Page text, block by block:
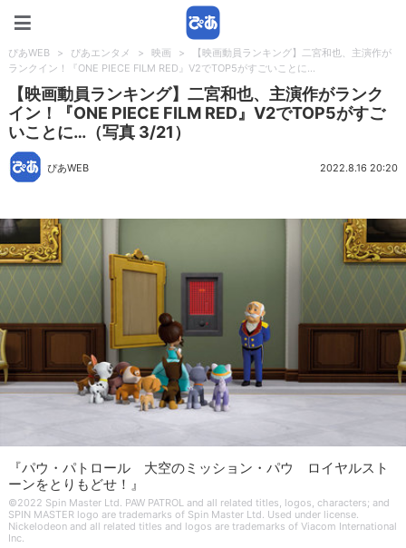
ぴあWEB > ぴあエンタメ > 映画 >
【映画動員ランキング】二宮和也、主演作が
ランクイン！『ONE PIECE FILM RED』V2でTOP5がすごいことに…
【映画動員ランキング】二宮和也、主演作がランク
イン！『ONE PIECE FILM RED』V2でTOP5がすご
いことに…（写真 3/21）
ぴあWEB 2022.8.16 20:20
『パウ・パトロール 大空のミッション・パウ ロイヤルスト
ーンをとりもどせ！』
©2022 Spin Master Ltd. PAW PATROL and all related titles, logos, characters; and
SPIN MASTER logo are trademarks of Spin Master Ltd. Used under license.
Nickelodeon and all related titles and logos are trademarks of Viacom International
Inc.